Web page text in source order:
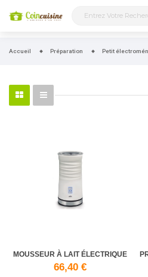
Accueil Préparation Petit
MOUSSEUR À LAIT ÉLECTRIQUE
66,40 €